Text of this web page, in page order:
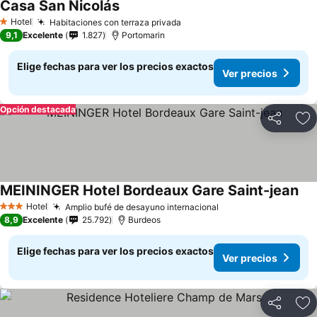
1 Estrellas
Hotel Habitaciones con terraza privada
Casa San Nicolás
9,1 Excelente 1.827 Portomarin
Elige fechas para ver los precios exactos
Ver precios
Compartir
Opción destacada
3 Estrellas
Hotel Amplio bufé de desayuno internacional
MEININGER Hotel Bordeaux Gare Saint-jean
8,9 Excelente 25.792 Burdeos
Elige fechas para ver los precios exactos
Ver precios
Compartir